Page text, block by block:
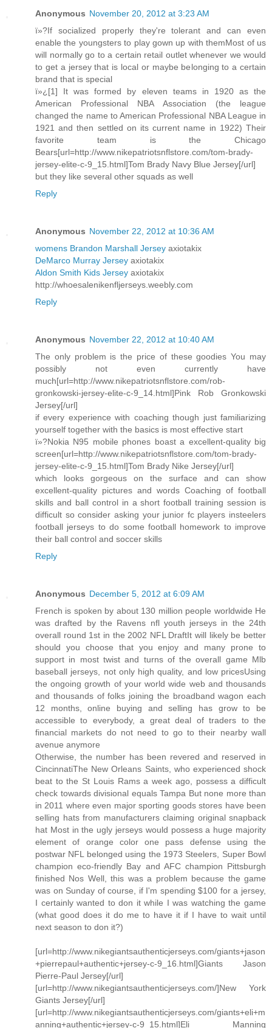
Anonymous November 20, 2012 at 3:23 AM
ï»?If socialized properly they're tolerant and can even
enable the youngsters to play gown up with themMost of us
will normally go to a certain retail outlet whenever we would
to get a jersey that is local or maybe belonging to a certain
brand that is special
ï»¿[1] It was formed by eleven teams in 1920 as the
American Professional NBA Association (the league
changed the name to American Professional NBA League in
1921 and then settled on its current name in 1922) Their
favorite team is the Chicago
Bears[url=http://www.nikepatriotsnflstore.com/tom-brady-
jersey-elite-c-9_15.html]Tom Brady Navy Blue Jersey[/url]
but they like several other squads as well
Reply
Anonymous November 22, 2012 at 10:36 AM
womens Brandon Marshall Jersey axiotakix
DeMarco Murray Jersey axiotakix
Aldon Smith Kids Jersey axiotakix
http://whoesalenikenfljerseys.weebly.com
Reply
Anonymous November 22, 2012 at 10:40 AM
The only problem is the price of these goodies You may
possibly not even currently have
much[url=http://www.nikepatriotsnflstore.com/rob-
gronkowski-jersey-elite-c-9_14.html]Pink Rob Gronkowski
Jersey[/url]
if every experience with coaching though just familiarizing
yourself together with the basics is most effective start
ï»?Nokia N95 mobile phones boast a excellent-quality big
screen[url=http://www.nikepatriotsnflstore.com/tom-brady-
jersey-elite-c-9_15.html]Tom Brady Nike Jersey[/url]
which looks gorgeous on the surface and can show
excellent-quality pictures and words Coaching of football
skills and ball control in a short football training session is
difficult so consider asking your junior fc players insteelers
football jerseys to do some football homework to improve
their ball control and soccer skills
Reply
Anonymous December 5, 2012 at 6:09 AM
French is spoken by about 130 million people worldwide He
was drafted by the Ravens nfl youth jerseys in the 24th
overall round 1st in the 2002 NFL DraftIt will likely be better
should you choose that you enjoy and many prone to
support in most twist and turns of the overall game Mlb
baseball jerseys, not only high quality, and low pricesUsing
the ongoing growth of your world wide web and thousands
and thousands of folks joining the broadband wagon each
12 months, online buying and selling has grow to be
accessible to everybody, a great deal of traders to the
financial markets do not need to go to their nearby wall
avenue anymore
Otherwise, the number has been revered and reserved in
CincinnatiThe New Orleans Saints, who experienced shock
beat to the St Louis Rams a week ago, possess a difficult
check towards divisional equals Tampa But none more than
in 2011 where even major sporting goods stores have been
selling hats from manufacturers claiming original snapback
hat Most in the ugly jerseys would possess a huge majority
element of orange color one pass defense using the
postwar NFL belonged using the 1973 Steelers, Super Bowl
champion eco-friendly Bay and AFC champion Pittsburgh
finished Nos Well, this was a problem because the game
was on Sunday of course, if I'm spending $100 for a jersey,
I certainly wanted to don it while I was watching the game
(what good does it do me to have it if I have to wait until
next season to don it?)
[url=http://www.nikegiantsauthenticjerseys.com/giants+jason
+pierrepaul+authentic+jersey-c-9_16.html]Giants Jason
Pierre-Paul Jersey[/url]
[url=http://www.nikegiantsauthenticjerseys.com/]New York
Giants Jersey[/url]
[url=http://www.nikegiantsauthenticjerseys.com/giants+eli+m
anning+authentic+jersey-c-9_15.html]Eli Manning